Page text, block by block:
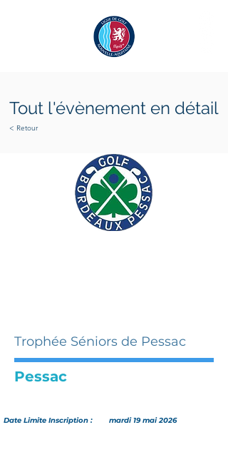
Tout l'évènement en détail
< Retour
Trophée Séniors de Pessac
Pessac
Date Limite Inscription : mardi 19 mai 2026